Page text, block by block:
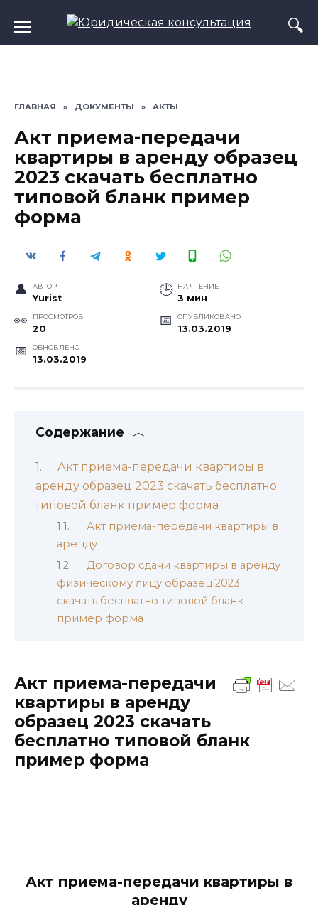
содержанию
ГЛАВНАЯ » ДОКУМЕНТЫ » АКТЫ
Акт приема-передачи
квартиры в аренду образец
2023 скачать бесплатно
типовой бланк пример
форма
АВТОР
Yurist
НА ЧТЕНИЕ
3 мин
ПРОСМОТРОВ
20
ОПУБЛИКОВАНО
13.03.2019
ОБНОВЛЕНО
13.03.2019
Содержание
Акт приема-передачи квартиры в
аренду образец 2023 скачать бесплатно
типовой бланк пример форма
Акт приема-передачи квартиры в
аренду
Договор сдачи квартиры в аренду
физическому лицу образец 2023
скачать бесплатно типовой бланк
пример форма
Акт приема-передачи
квартиры в аренду
образец 2023 скачать
бесплатно типовой бланк
пример форма
Акт приема-передачи квартиры в
аренду